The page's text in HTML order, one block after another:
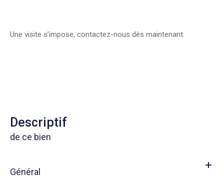
Une visite s’impose, contactez-nous dès maintenant.
descriptif
de ce bien
Général